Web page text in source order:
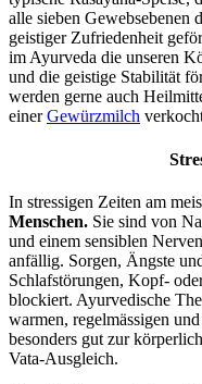
alle sieben Gewebsebenen
geistiger Zufriedenheit
im Ayurveda die unseren
und die geistige Stabilität
werden gerne auch
einerGewürzmilch
In stressigen Zeiten am
Menschen. Sie sind von
und einem sensiblen
anfällig. Sorgen, Ängste
Schlafstörungen, Kopf-
blockiert. Ayurvedische
warmen, regelmässigen
besonders gut zur
Vata-Ausgleich.